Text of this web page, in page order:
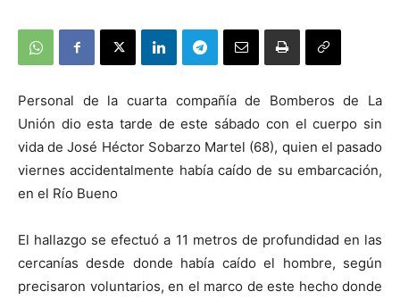
Personal de la cuarta compañía de Bomberos de La
Unión dio esta tarde de este sábado con el cuerpo sin
vida de José Héctor Sobarzo Martel (68), quien el pasado
viernes accidentalmente había caído de su embarcación,
en el Río Bueno
El hallazgo se efectuó a 11 metros de profundidad en las
cercanías desde donde había caído el hombre, según
precisaron voluntarios, en el marco de este hecho donde